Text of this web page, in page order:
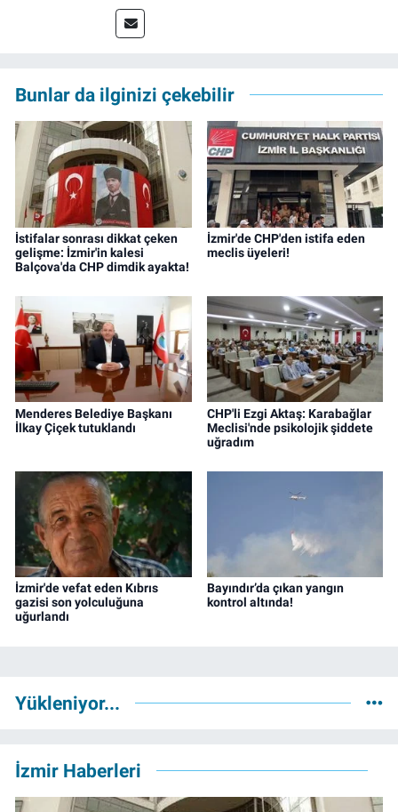
deneyimin dışında kapatılana kadar Artı TV
ve TELE1 TV Ankara bürolarında editör ve
Bunlar da ilginizi çekebilir
İstifalar sonrası dikkat çeken
gelişme: İzmir'in kalesi
Balçova'da CHP dimdik ayakta!
İzmir'de CHP'den istifa eden
meclis üyeleri!
Menderes Belediye Başkanı
İlkay Çiçek tutuklandı
CHP'li Ezgi Aktaş: Karabağlar
Meclisi'nde psikolojik şiddete
uğradım
İzmir'de vefat eden Kıbrıs
gazisi son yolculuğuna
uğurlandı
Bayındır’da çıkan yangın
kontrol altında!
Yükleniyor...
İzmir Haberleri